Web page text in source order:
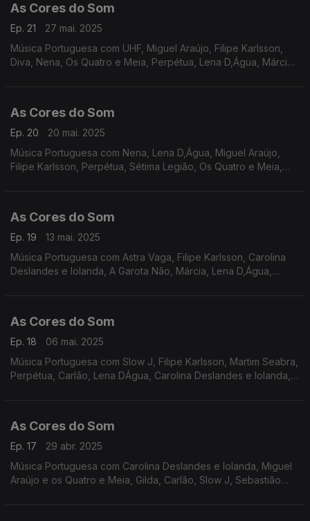
As Cores do Som
Ep. 21
27 mai. 2025
Música Portuguesa com UHF, Miguel Araújo, Filipe Karlsson,
Diva, Nena, Os Quatro e Meia, Perpétua, Lena D,Água, Márcia,
As Cores do Som
Ep. 20
20 mai. 2025
Música Portuguesa com Nena, Lena D,Água, Miguel Araújo,
Filipe Karlsson, Perpétua, Sétima Legião, Os Quatro e Meia,
As Cores do Som
Ep. 19
13 mai. 2025
Música Portuguesa com Astra Vaga, Filipe Karlsson, Carolina
Deslandes e Iolanda, A Garota Não, Márcia, Lena D,Água,
As Cores do Som
Ep. 18
06 mai. 2025
Música Portuguesa com Slow J, Filipe Karlsson, Martim Seabra,
Perpétua, Carlão, Lena DÁgua, Carolina Deslandes e Iolanda,
As Cores do Som
Ep. 17
29 abr. 2025
Música Portuguesa com Carolina Deslandes e Iolanda, Miguel
Araújo e os Quatro e Meia, Gilda, Carlão, Slow J, Sebastião